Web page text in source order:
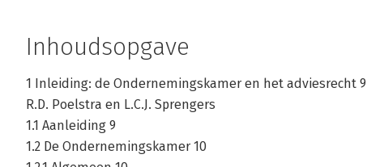
Inhoudsopgave
1 Inleiding: de Ondernemingskamer en het adviesrecht 9
R.D. Poelstra en L.C.J. Sprengers
1.1 Aanleiding 9
1.2 De Ondernemingskamer 10